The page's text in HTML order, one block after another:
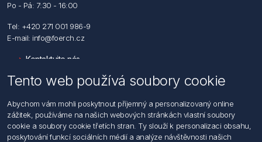
Po - Pá: 7:30 - 16:00
Tel: +420 271 001 986-9
E-mail: info@foerch.cz
Kontaktujte nás
Hledat
Dodržování předpisů
Zásady zpracování osobních údajů fyzických osob
Tento web používá soubory cookie
Abychom vám mohli poskytnout příjemný a personalizovaný online
zážitek, používáme na našich webových stránkách vlastní soubory
cookie a soubory cookie třetích stran. Ty slouží k personalizaci obsahu,
poskytování funkcí sociálních médií a analýze návštěvnosti našich